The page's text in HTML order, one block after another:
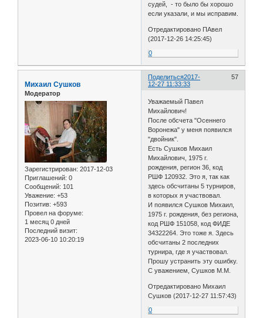
судей, - то было бы хорошо
если указали, и мы исправим.
Отредактировано ПАвел
(2017-12-26 14:25:45)
0
Поделиться 57
2017-
12-27 11:33:33
Михаил Сушков
Модератор
Зарегистрирован: 2017-12-03
Приглашений: 0
Сообщений: 101
Уважение: +53
Позитив: +593
Провел на форуме:
1 месяц 0 дней
Последний визит:
2023-06-10 10:20:19
Уважаемый Павел
Михайлович!
После обсчета "Осеннего
Воронежа" у меня появился
"двойник".
Есть Сушков Михаил
Михайлович, 1975 г.
рождения, регион 36, код
РШФ 120932. Это я, так как
здесь обсчитаны 5 турниров,
в которых я участвовал.
И появился Сушков Михаил,
1975 г. рождения, без региона,
код РШФ 151058, код ФИДЕ
34322264. Это тоже я. Здесь
обсчитаны 2 последних
турнира, где я участвовал.
Прошу устранить эту ошибку.
С уважением, Сушков М.М.
Отредактировано Михаил
Сушков (2017-12-27 11:57:43)
0